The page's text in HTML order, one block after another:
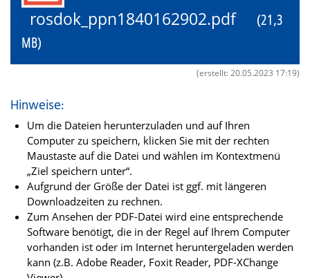
rosdok_ppn1840162902.pdf
(21,3
MB)
(erstellt: 20.05.2023 17:19)
Hinweise:
Um die Dateien herunterzuladen und auf Ihren
Computer zu speichern, klicken Sie mit der rechten
Maustaste auf die Datei und wählen im Kontextmenü
„Ziel speichern unter“.
Aufgrund der Größe der Datei ist ggf. mit längeren
Downloadzeiten zu rechnen.
Zum Ansehen der PDF-Datei wird eine entsprechende
Software benötigt, die in der Regel auf Ihrem Computer
vorhanden ist oder im Internet heruntergeladen werden
kann (z.B. Adobe Reader, Foxit Reader, PDF-XChange